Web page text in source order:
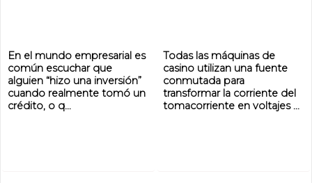
En el mundo empresarial es
común escuchar que
alguien “hizo una inversión”
cuando realmente tomó un
crédito, o q...
Todas las máquinas de
casino utilizan una fuente
conmutada para
transformar la corriente del
tomacorriente en voltajes ...